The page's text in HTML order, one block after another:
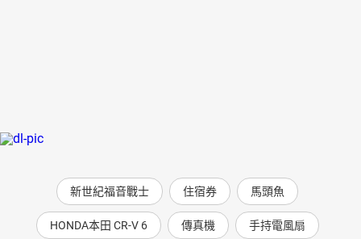
新世紀福音戰士 住宿券 馬頭魚
HONDA本田 CR-V 6 傳真機 手持電風扇